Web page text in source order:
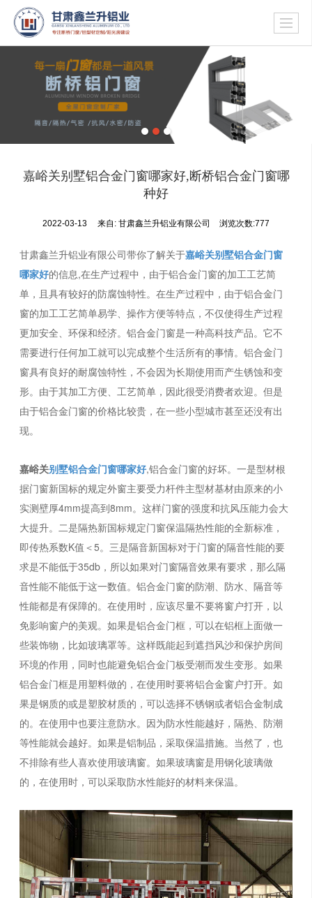
嘉峪关别墅铝合金门窗哪家好,断桥铝合金门窗哪
种好
2022-03-13 来自: 甘肃鑫兰升铝业有限公司 浏览次数:777
甘肃鑫兰升铝业有限公司带你了解关于嘉峪关别墅铝合金门窗
哪家好的信息,在生产过程中，由于铝合金门窗的加工工艺简
单，且具有较好的防腐蚀特性。在生产过程中，由于铝合金门
窗的加工工艺简单易学、操作方便等特点，不仅使得生产过程
更加安全、环保和经济。铝合金门窗是一种高科技产品。它不
需要进行任何加工就可以完成整个生活所有的事情。铝合金门
窗具有良好的耐腐蚀特性，不会因为长期使用而产生锈蚀和变
形。由于其加工方便、工艺简单，因此很受消费者欢迎。但是
由于铝合金门窗的价格比较贵，在一些小型城市甚至还没有出
现。
嘉峪关别墅铝合金门窗哪家好,铝合金门窗的好坏。一是型材根
据门窗新国标的规定外窗主要受力杆件主型材基材由原来的小
实测壁厚4mm提高到8mm。这样门窗的强度和抗风压能力会大
大提升。二是隔热新国标规定门窗保温隔热性能的全新标准，
即传热系数K值＜5。三是隔音新国标对于门窗的隔音性能的要
求是不能低于35db，所以如果对门窗隔音效果有要求，那么隔
音性能不能低于这一数值。铝合金门窗的防潮、防水、隔音等
性能都是有保障的。在使用时，应该尽量不要将窗户打开，以
免影响窗户的美观。如果是铝合金门框，可以在铝框上面做一
些装饰物，比如玻璃罩等。这样既能起到遮挡风沙和保护房间
环境的作用，同时也能避免铝合金门板受潮而发生变形。如果
铝合金门框是用塑料做的，在使用时要将铝合金窗户打开。如
果是钢质的或是塑胶材质的，可以选择不锈钢或者铝合金制成
的。在使用中也要注意防水。因为防水性能越好，隔热、防潮
等性能就会越好。如果是铝制品，采取保温措施。当然了，也
不排除有些人喜欢使用玻璃窗。如果玻璃窗是用钢化玻璃做
的，在使用时，可以采取防水性能好的材料来保温。